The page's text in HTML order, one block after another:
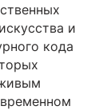
и
кода